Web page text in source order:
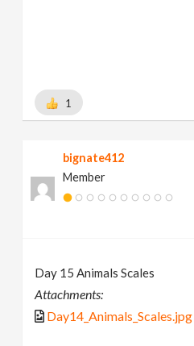
1
bignate412
Member
Day 15 Animals Scales
Attachments:
Day14_Animals_Scales.jpg